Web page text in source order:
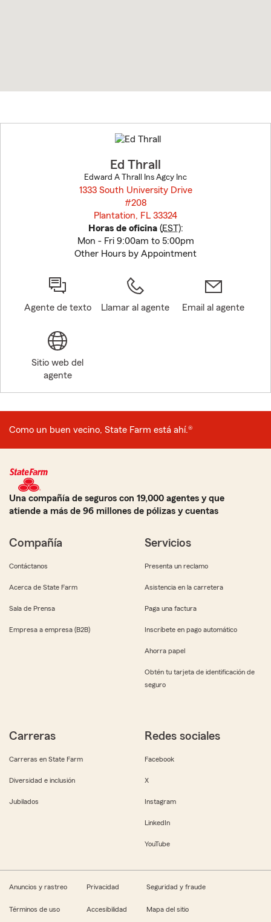
to
before
Ed Thrall
Edward A Thrall Ins Agcy Inc
1333 South University Drive
#208
Plantation, FL 33324
Horas de oficina(EST):
Mon - Fri 9:00am to 5:00pm
Other Hours by Appointment
Agente de texto Llamar al agente Email al agente
Sitio web del
agente
Como un buen vecino, State Farm está ahí.®
Una compañía de seguros con 19,000 agentes y que
atiende a más de 96 millones de pólizas y cuentas
Compañía
Contáctanos
Acerca de State Farm
Sala de Prensa
Empresa a empresa (B2B)
Servicios
Presenta un reclamo
Asistencia en la carretera
Paga una factura
Inscríbete en pago automático
Ahorra papel
Obtén tu tarjeta de identificación de
seguro
Carreras
Carreras en State Farm
Diversidad e inclusión
Jubilados
Redes sociales
Facebook
X
Instagram
LinkedIn
YouTube
Anuncios y rastreo Privacidad Seguridad y fraude
Términos de uso Accesibilidad Mapa del sitio